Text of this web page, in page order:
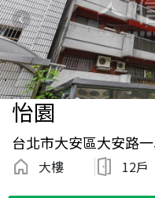
怡園
台北市大安區大安路
大樓 12戶